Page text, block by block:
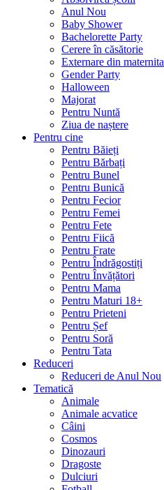
Anul Nou
Baby Shower
Bachelorette Party
Cerere în căsătorie
Externare din
Gender Party
Halloween
Majorat
Pentru Nuntă
Ziua de naștere
Pentru cine
Pentru Băieți
Pentru Bărbați
Pentru Bunel
Pentru Bunică
Pentru Fecior
Pentru Femei
Pentru Fete
Pentru Fiică
Pentru Frate
Pentru Îndrăgostiți
Pentru Învățători
Pentru Mama
Pentru Maturi 18+
Pentru Prieteni
Pentru Șef
Pentru Soră
Pentru Tata
Reduceri
Reduceri de Anul Nou
Tematică
Animale
Animale acvatice
Câini
Cosmos
Dinozauri
Dragoste
Dulciuri